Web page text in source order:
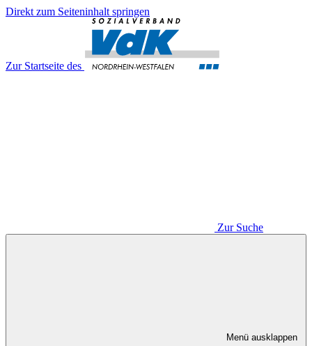
Direkt zum Seiteninhalt springen
Zur Startseite des
Zur Suche
Menü ausklappen